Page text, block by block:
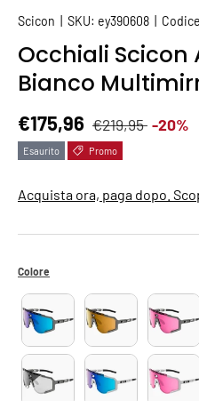
Scicon SKU: ey390608
Occhiali Scicon
Bianco
Prezzo di vendita
€175,96 Prezzo normale
€219,95 -20%
Esaurito Promo
Acquista ora, paga dopo.
Colore